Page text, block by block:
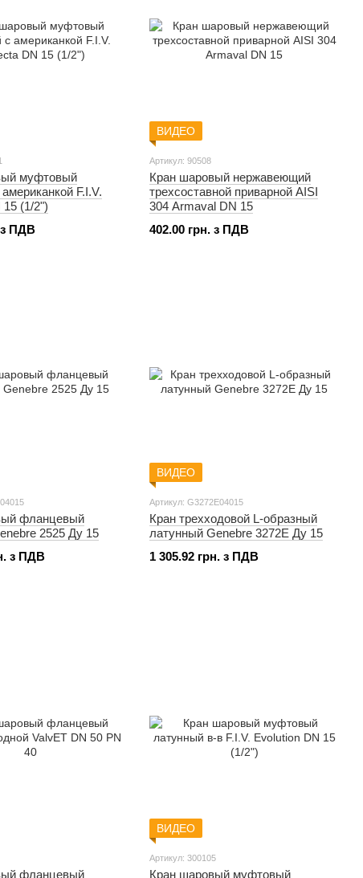
муфтовый
F.I.V.
15 (1/2")
з ПДВ
ВИДЕО
Артикул: 90508
Кран шаровый нержавеющий
трехсоставной приварной AISI
304 Armaval DN 15
402.00 грн. з ПДВ
фланцевый
2525 Ду 15
з ПДВ
ВИДЕО
Артикул: G3272Е04015
Кран трехходовой L-образный
латунный Genebre 3272E Ду 15
1 305.92 грн. з ПДВ
фланцевый
ВИДЕО
Артикул: 300105
Кран шаровый муфтовый